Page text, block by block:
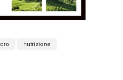
nutrizione